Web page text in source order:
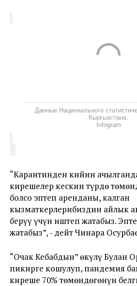
Данные Национального
Кыргызстана.
Infogram
“Карантинден кийин
кирешелер кескин түрдө
болсо эптеп аренданы, калган
кызматкерлерибиздин айлык
берүү үчүн иштеп жатабыз.
жатабыз”, - дейт Чинара
“Очак Кебабдын” өкүлү Булан
пикирге кошулуп, пандемия
киреше 70% төмөндөгөнүн